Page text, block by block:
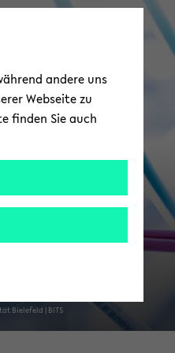
Bie­le­feld | BITS
andere uns
Webseite zu
finden Sie auch